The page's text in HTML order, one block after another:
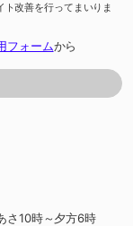
改善を行ってまいりま
フォームから
さ10時～夕方6時